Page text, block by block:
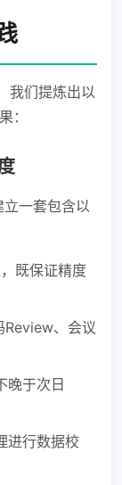
我们提炼出以
：
一套包含以
既保证精度
Review、会议
晚于次日
进行数据校